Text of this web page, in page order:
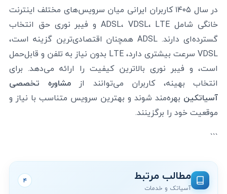
در سال ۱۴۰۵ کاربران ایرانی میان سرویس‌های مختلف اینترنت
خانگی شامل ADSL، VDSL، LTE و فیبر نوری حق انتخاب
گسترده‌ای دارند. ADSL همچنان اقتصادی‌ترین گزینه است،
VDSL سرعت بیشتری دارد، LTE بدون نیاز به تلفن و قابل‌حمل
است، و فیبر نوری بالاترین کیفیت را ارائه می‌دهد. برای
انتخاب بهینه، کاربران می‌توانند ازمشاوره تخصصی
آسیاتکین بهره‌مند شوند و بهترین سرویس متناسب با نیاز و
موقعیت خود را برگزینند.
```
مطالب مرتبط
آسیاتک و خدمات
۴